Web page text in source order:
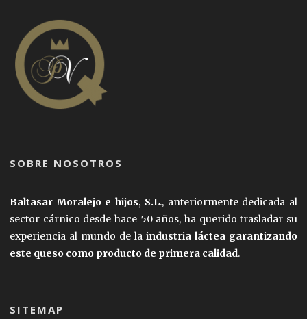
SOBRE NOSOTROS
Baltasar Moralejo e hijos, S.L., anteriormente dedicada al
sector cárnico desde hace 50 años, ha querido trasladar su
experiencia al mundo de la industria láctea garantizando
este queso como producto de primera calidad.
SITEMAP